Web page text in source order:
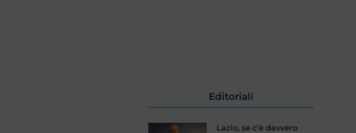
Editoriali
Lazio, se c’è davvero